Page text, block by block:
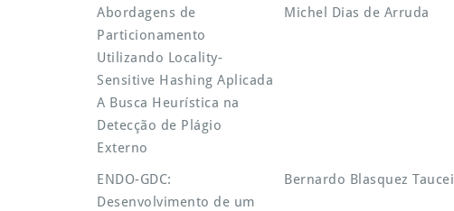
Abordagens de
Particionamento
Utilizando Locality-
Sensitive Hashing Aplicada
A Busca Heurística na
Detecção de Plágio
Externo
Michel Dias de Arruda
ENDO-GDC:
Desenvolvimento de um
Bernardo Blasquez Taucei